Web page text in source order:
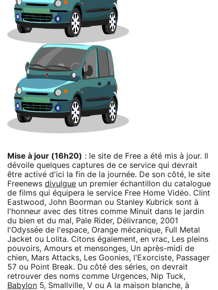
Mise à jour (16h20) : le site de Free a été mis à jour. Il
dévoile quelques captures de ce service qui devrait
être activé d'ici la fin de la journée. De son côté, le site
Freenews divulgue un premier échantillon du catalogue
de films qui équipera le service Free Home Vidéo. Clint
Eastwood, John Boorman ou Stanley Kubrick sont à
l'honneur avec des titres comme Minuit dans le jardin
du bien et du mal, Pale Rider, Délivrance, 2001
l'Odyssée de l'espace, Orange mécanique, Full Metal
Jacket ou Lolita. Citons également, en vrac, Les pleins
pouvoirs, Amours et mensonges, Un après-midi de
chien, Mars Attacks, Les Goonies, l'Exorciste, Passager
57 ou Point Break. Du côté des séries, on devrait
retrouver des noms comme Urgences, Nip Tuck,
Babylon 5, Smallville, V ou A la maison blanche, à